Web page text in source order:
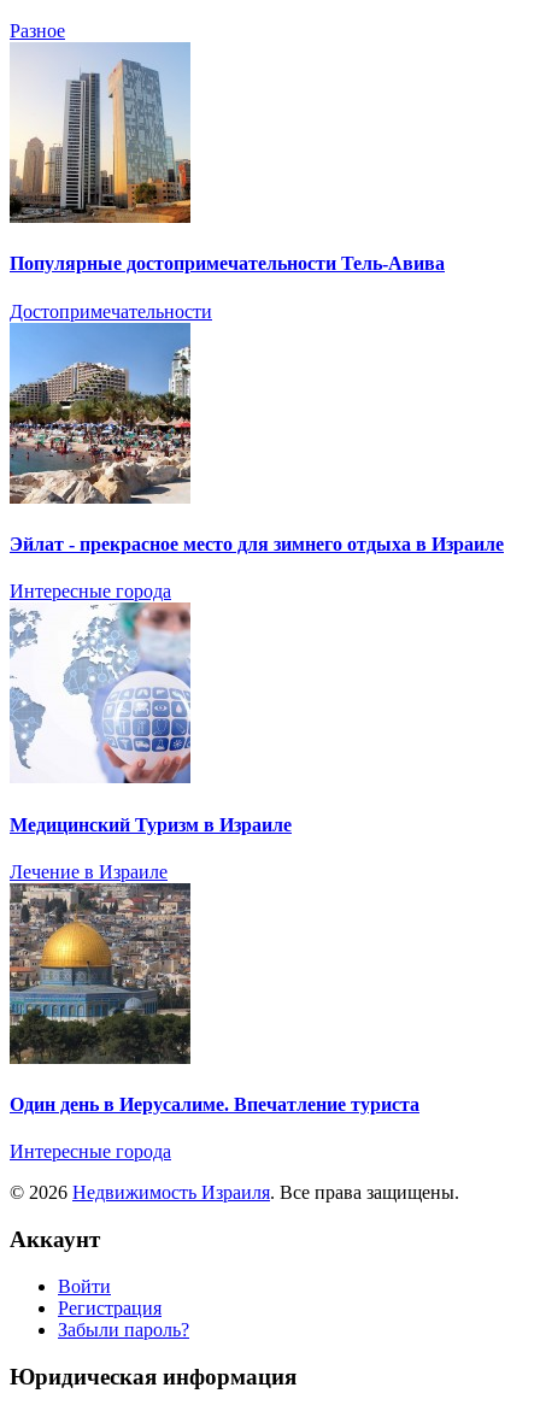
Разное
Популярные достопримечательности Тель-Авива
Достопримечательности
Эйлат - прекрасное место для зимнего отдыха в Израиле
Интересные города
Медицинский Туризм в Израиле
Лечение в Израиле
Один день в Иерусалиме. Впечатление туриста
Интересные города
© 2026 Недвижимость Израиля. Все права защищены.
Аккаунт
Войти
Регистрация
Забыли пароль?
Юридическая информация